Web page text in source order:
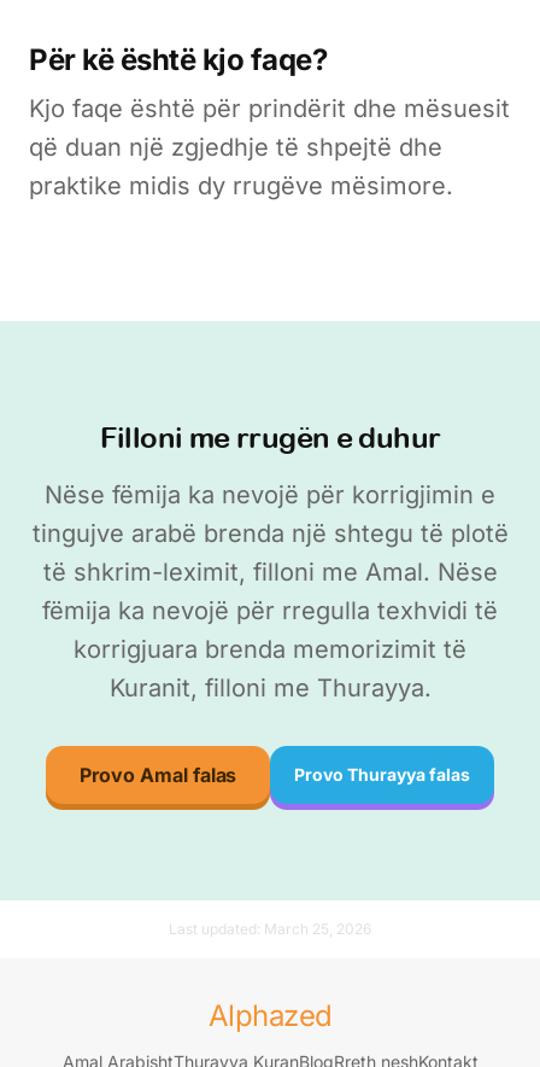
Për kë është kjo faqe?
Kjo faqe është për prindërit dhe mësuesit
që duan një zgjedhje të shpejtë dhe
praktike midis dy rrugëve mësimore.
Filloni me rrugën e duhur
Nëse fëmija ka nevojë për korrigjimin e
tingujve arabë brenda një shtegu të plotë
të shkrim-leximit, filloni me Amal. Nëse
fëmija ka nevojë për rregulla texhvidi të
korrigjuara brenda memorizimit të
Kuranit, filloni me Thurayya.
Provo Amal falas Provo Thurayya falas
Last updated: March 25, 2026
Alphazed
Amal ArabishtThurayya KuranBlogRreth neshKontakt